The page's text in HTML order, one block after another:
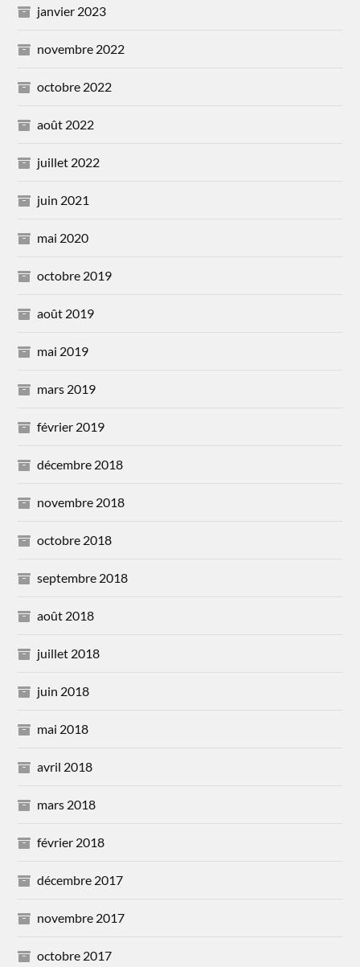
janvier 2023
novembre 2022
octobre 2022
août 2022
juillet 2022
juin 2021
mai 2020
octobre 2019
août 2019
mai 2019
mars 2019
février 2019
décembre 2018
novembre 2018
octobre 2018
septembre 2018
août 2018
juillet 2018
juin 2018
mai 2018
avril 2018
mars 2018
février 2018
décembre 2017
novembre 2017
octobre 2017